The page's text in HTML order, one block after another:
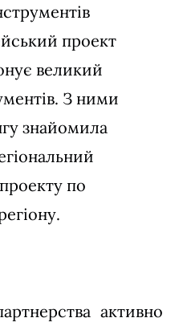
проект
великий
З ними
знайомила
по
активно